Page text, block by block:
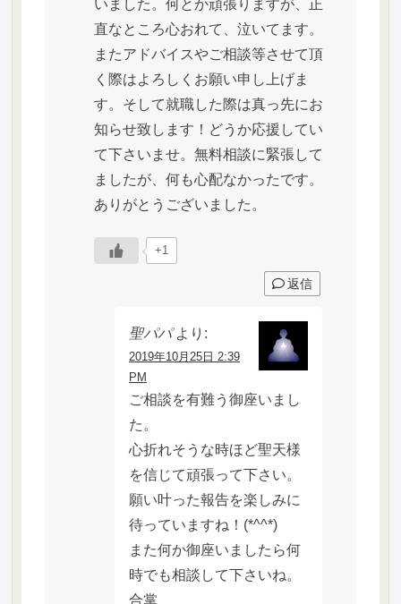
いました。何とか頑張りますが、正
直なところ心おれて、泣いてます。
またアドバイスやご相談等させて頂
く際はよろしくお願い申し上げま
す。そして就職した際は真っ先にお
知らせ致します！どうか応援してい
て下さいませ。無料相談に緊張して
ましたが、何も心配なかったです。
ありがとうございました。
+1
返信
聖パパ より:
2019年10月25日 2:39
PM
ご相談を有難う御座いまし
た。
心折れそうな時ほど聖天様
を信じて頑張って下さい。
願い叶った報告を楽しみに
待っていますね！(*^^*)
また何か御座いましたら何
時でも相談して下さいね。
合掌